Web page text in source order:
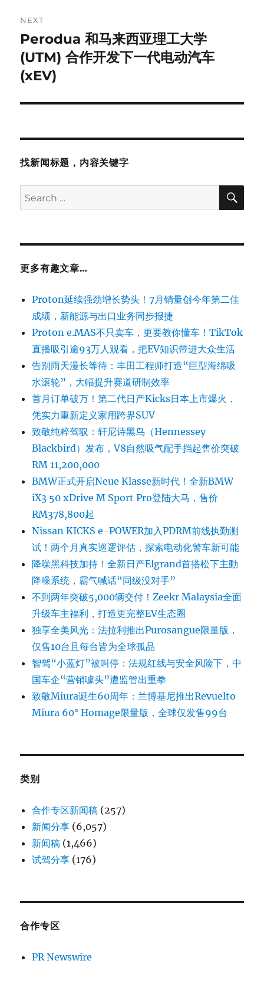
NEXT
Next
post:
Perodua 和马来西亚理工大学
(UTM) 合作开发下一代电动汽车
(xEV)
找新闻标题，内容关键字
Search
for:
更多有趣文章…
Proton延续强劲增长势头！7月销量创今年第二佳
成绩，新能源与出口业务同步报捷
Proton e.MAS不只卖车，更要教你懂车！TikTok
直播吸引逾93万人观看，把EV知识带进大众生活
告别雨天漫长等待：丰田工程师打造“巨型海绵吸
水滚轮”，大幅提升赛道研制效率
首月订单破万！第二代日产Kicks日本上市爆火，
凭实力重新定义家用跨界SUV
致敬纯粹驾驭：轩尼诗黑鸟（Hennessey
Blackbird）发布，V8自然吸气配手挡起售价突破
RM 11,200,000
BMW正式开启Neue Klasse新时代！全新BMW
iX3 50 xDrive M Sport Pro登陆大马，售价
RM378,800起
Nissan KICKS e-POWER加入PDRM前线执勤测
试！两个月真实巡逻评估，探索电动化警车新可能
降噪黑科技加持！全新日产Elgrand首搭松下主動
降噪系统，霸气喊话“同级没对手”
不到两年突破5,000辆交付！Zeekr Malaysia全面
升级车主福利，打造更完整EV生态圈
独享全美风光：法拉利推出Purosangue限量版，
仅售10台且每台皆为全球孤品
智驾“小蓝灯”被叫停：法规红线与安全风险下，中
国车企“营销噱头”遭监管出重拳
致敬Miura诞生60周年：兰博基尼推出Revuelto
Miura 60° Homage限量版，全球仅发售99台
类别
合作专区新闻稿 (257)
新闻分享 (6,057)
新闻稿 (1,466)
试驾分享 (176)
合作专区
PR Newswire